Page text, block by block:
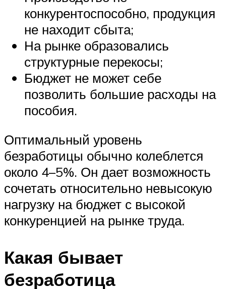
конкурентоспособно, продукция
не находит сбыта;
На рынке образовались
структурные перекосы;
Бюджет не может себе
позволить большие расходы на
пособия.
Оптимальный уровень
безработицы обычно колеблется
около 4–5%. Он дает возможность
сочетать относительно невысокую
нагрузку на бюджет с высокой
конкуренцией на рынке труда.
Какая бывает
безработица